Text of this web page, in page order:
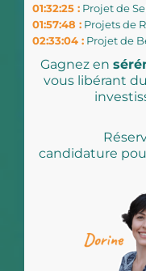
01:32:25 : Projet de
01:57:48 : Projets de
02:33:04 : Projet de
Gagnez en
vous libérant
candidature